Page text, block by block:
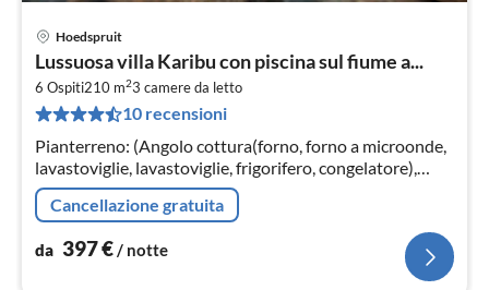
Hoedspruit
Lussuosa villa Karibu con piscina sul fiume a...
6 Ospiti210 m23 camere da letto
10 recensioni
Pianterreno: (Angolo cottura(forno, forno a microonde,
lavastoviglie, lavastoviglie, frigorifero, congelatore),
Soggiorno / Pranzo(TV, tavolo da pranzo, salottino)
Cancellazione gratuita
da 397€/ notte